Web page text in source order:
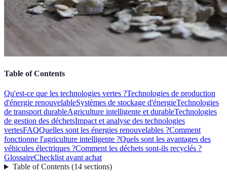
Table of Contents
Qu'est-ce que les technologies vertes ?Technologies de production
d'énergie renouvelableSystèmes de stockage d'énergieTechnologies
de transport durableAgriculture intelligente et durableTechnologies
de gestion des déchetsImpact et analyse des technologies
vertesFAQQuelles sont les énergies renouvelables ?Comment
fonctionne l'agriculture intelligente ?Quels sont les avantages des
véhicules électriques ?Comment les déchets sont-ils recyclés ?
GlossaireChecklist avant achat
Table of Contents(14 sections)